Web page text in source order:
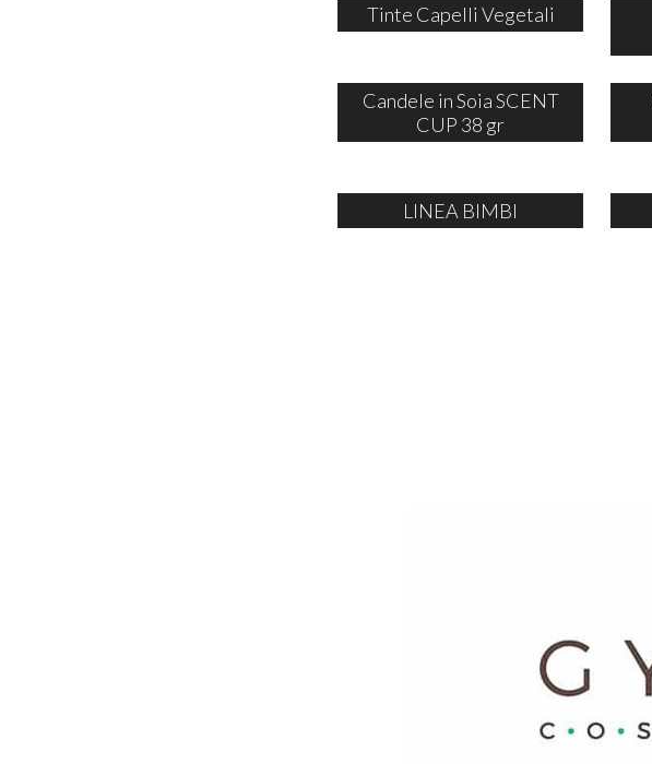
Tinte Capelli Vegetali
Candele in Soia SCENT
CUP 38 gr
LINEA BIMBI